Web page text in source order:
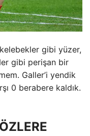
gibi yüzer,
gibi perişan bir
Galler’i yendik
0 berabere kaldık.